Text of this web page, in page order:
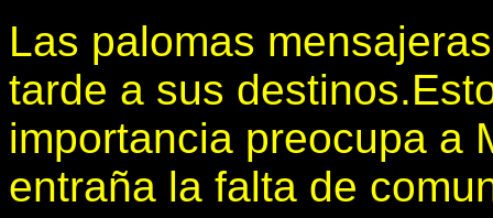
Las palomas
tarde a sus
importancia preocupa a
entraña la falta de